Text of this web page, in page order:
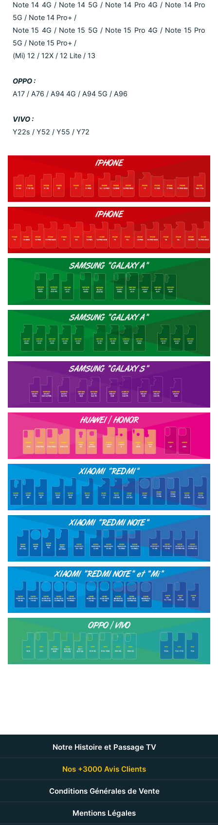
Note 14 4G / Note 14 5G / Note 14 Pro 4G / Note 14 Pro
5G / Note 14 Pro+ /
Note 15 4G / Note 15 5G / Note 15 Pro 4G / Note 15 Pro
5G / Note 15 Pro+ /
(Mi) 12 / 12X / 12 Lite / 13
OPPO :
A17 / A76 / A94 4G / A94 5G / A96
VIVO :
Y22s / Y52 / Y55 / Y72
Notre Histoire et Passage TV
Nos +3000 Avis Clients
Conditions Générales de Vente
Mentions Légales